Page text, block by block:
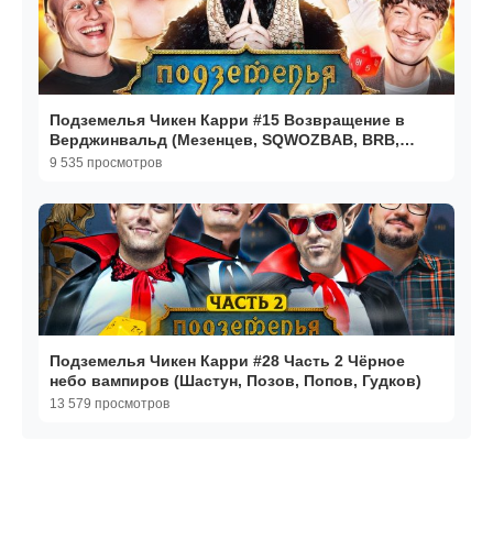
Подземелья Чикен Карри #15 Возвращение в
Верджинвальд (Мезенцев, SQWOZBAB, BRB,
Гудков, Кукушкин)
9 535 просмотров
Подземелья Чикен Карри #28 Часть 2 Чёрное
небо вампиров (Шастун, Позов, Попов, Гудков)
13 579 просмотров